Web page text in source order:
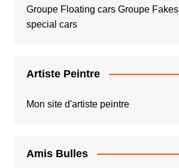
Groupe Floating cars Groupe Fakes
special cars
Artiste Peintre
Mon site d'artiste peintre
Amis Bulles